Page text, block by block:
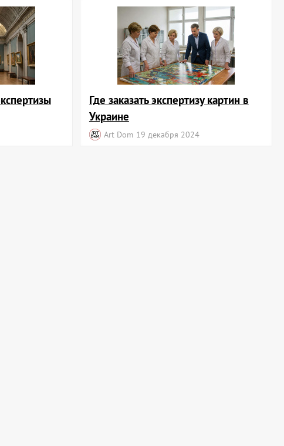
Где заказать экспертизу картин в
Украине
Art Dom 19 декабря 2024